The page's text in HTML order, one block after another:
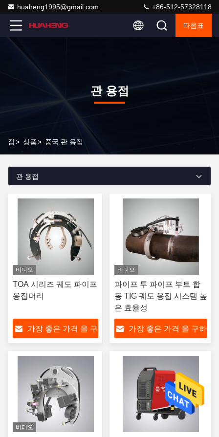
huaheng1995@gmail.com +86-512-57328118
따옴표
관 용접
집 > 상품> 중국 관 용접
관 용접
비디오
TOA 시리즈 궤도 파이프
용접머리
가장 좋은 가격 을 구
비디오
파이프 투 파이프 부트 합
동 TIG 궤도 용접 시스템 높
은 효율성
가장 좋은 가격 을 구하
비디오